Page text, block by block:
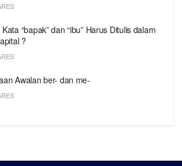
“bapak” dan “ibu” Harus Ditulis dalam
?
Awalan ber- dan me-